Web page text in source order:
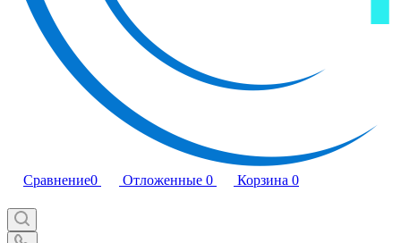
Сравнение0 Отложенные 0 Корзина 0